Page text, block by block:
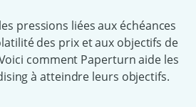
pressions liées aux échéances
des prix et aux objectifs de
comment Paperturn aide les
à atteindre leurs objectifs.